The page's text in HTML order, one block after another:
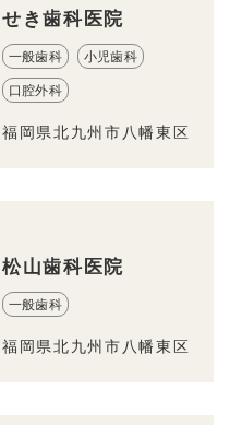
せき歯科医院
一般歯科 小児歯科
口腔外科
福岡県北九州市八幡東区
松山歯科医院
一般歯科
福岡県北九州市八幡東区